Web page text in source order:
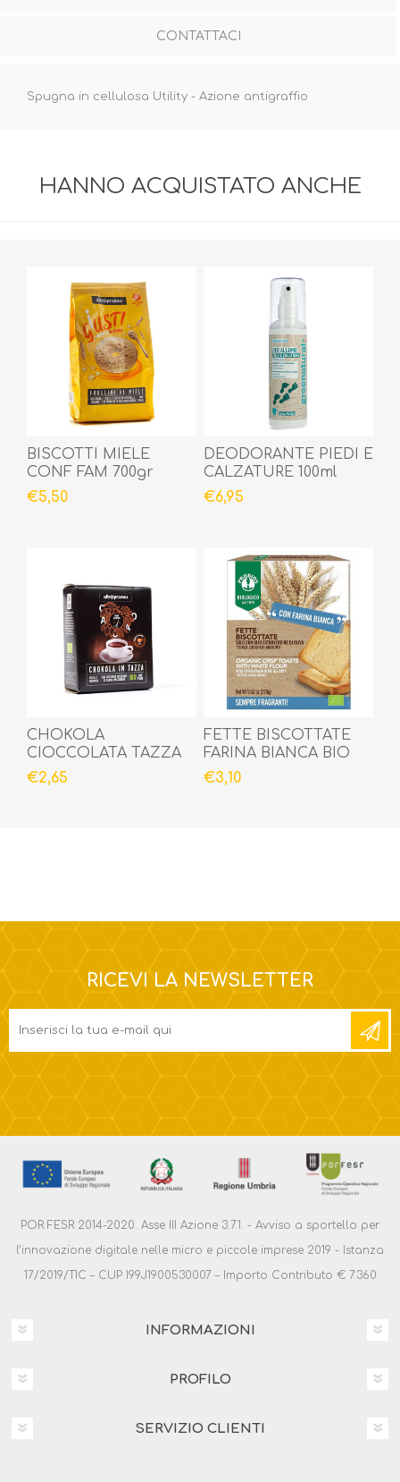
CONTATTACI
Spugna in cellulosa Utility - Azione antigraffio
HANNO ACQUISTATO ANCHE
BISCOTTI MIELE
CONF FAM 700gr
€5,50
DEODORANTE PIEDI E
CALZATURE 100ml
€6,95
CHOKOLA
CIOCCOLATA TAZZA
BIO 125gr
€2,65
FETTE BISCOTTATE
FARINA BIANCA BIO
270gr
€3,10
RICEVI LA NEWSLETTER
POR FESR 2014-2020. Asse III Azione 3.7.1. - Avviso a sportello per
l’innovazione digitale nelle micro e piccole imprese 2019 - Istanza
17/2019/TIC – CUP I99J1900530007 – Importo Contributo € 7.360
INFORMAZIONI
PROFILO
SERVIZIO CLIENTI